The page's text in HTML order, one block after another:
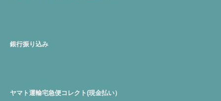
銀行振り込み
ヤマト運輸宅急便コレクト(現金払い）